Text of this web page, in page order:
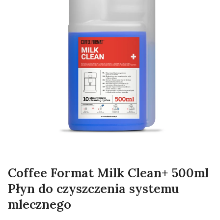
Coffee Format Milk Clean+ 500ml
Płyn do czyszczenia systemu
mlecznego